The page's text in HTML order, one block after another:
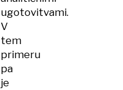
ugotovitvami.
V
tem
primeru
pa
je